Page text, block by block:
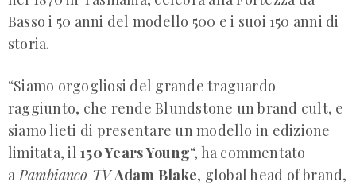
Basso i 50 anni del modello 500 e i suoi 150 anni di
storia.
“Siamo orgogliosi del grande traguardo
raggiunto, che rende Blundstone un brand cult, e
siamo lieti di presentare un modello in edizione
limitata, il150 Years Young“, ha commentato
a Pambianco TV Adam Blake, global head of brand,